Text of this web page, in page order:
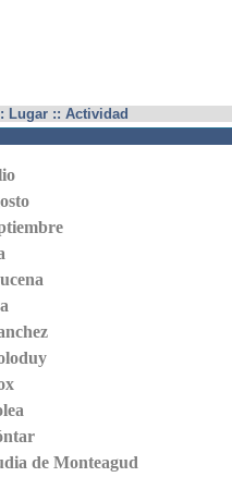
Lugar :: Actividad
de Monteagud